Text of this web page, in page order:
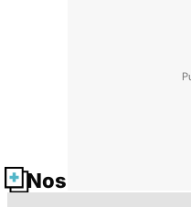
Nos fiches santé